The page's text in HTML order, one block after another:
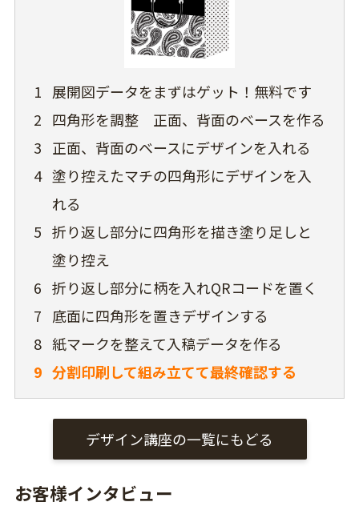
1 展開図データをまずはゲット！無料です
2 四角形を調整 正面、背面のベースを作る
3 正面、背面のベースにデザインを入れる
4 塗り控えたマチの四角形にデザインを入
れる
5 折り返し部分に四角形を描き塗り足しと
塗り控え
6 折り返し部分に柄を入れQRコードを置く
7 底面に四角形を置きデザインする
8 紙マークを整えて入稿データを作る
9 分割印刷して組み立てて最終確認する
デザイン講座の一覧にもどる
お客様インタビュー